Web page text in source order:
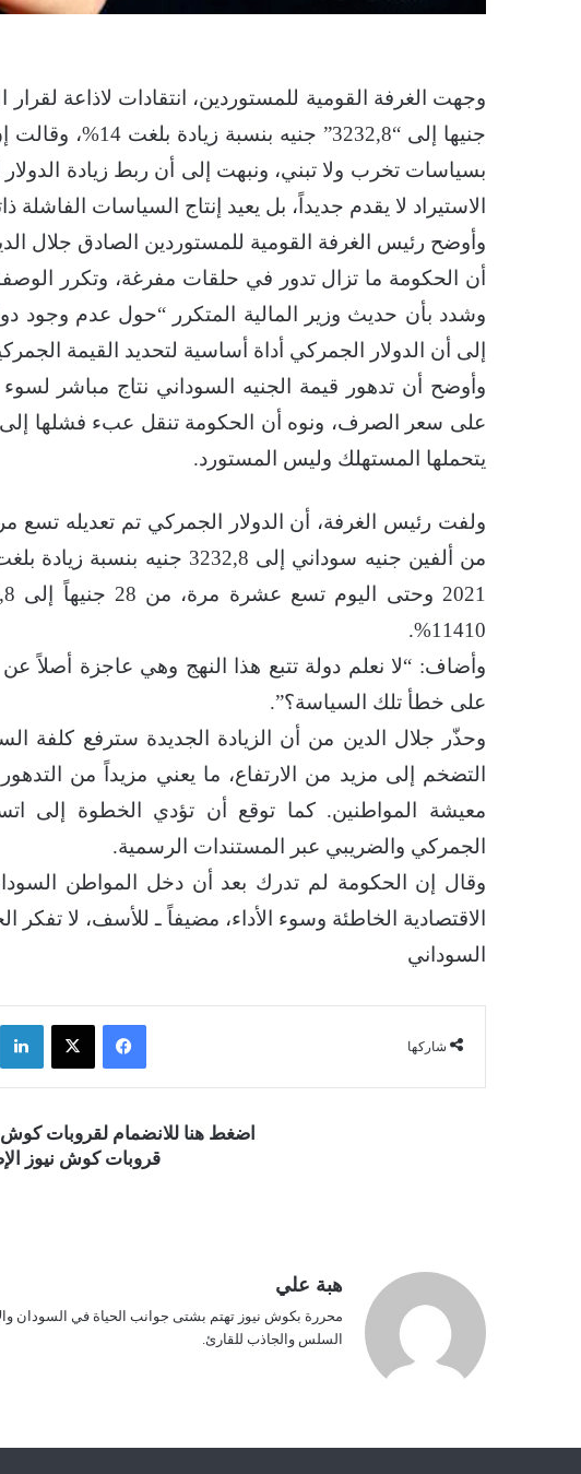
جنيها إلى “3232,8”
بسياسات تخرب ولا تبني، ونبهت إلى أن ربط زيادة
الاستيراد لا يقدم جديداً، بل يعيد إنتاج السياسات الفاشلة ذاتها
وأوضح رئيس الغرفة القومية للمستوردين الصادق جلال
أن الحكومة ما تزال تدور في حلقات مفرغة، وتكرر
إلى أن الدولار الجمركي أداة أساسية لتحديد القيمة
وأوضح أن تدهور قيمة الجنيه السوداني نتاج مباشر
على سعر الصرف، ونوه أن الحكومة تنقل عبء فشلها
يتحملها المستهلك وليس المستورد.
11410%.
وأضاف: “لا نعلم دولة تتبع هذا النهج وهي عاجزة
على خطأ تلك السياسة؟”.
وحذّر جلال الدين من أن الزيادة الجديدة سترفع كلفة
التضخم إلى مزيد من الارتفاع، ما يعني مزيداً من
معيشة المواطنين. كما توقع أن تؤدي الخطوة إلى
الجمركي والضريبي عبر المستندات الرسمية.
وقال إن الحكومة لم تدرك بعد أن دخل المواطن
الاقتصادية الخاطئة وسوء الأداء، مضيفاً ـ للأسف، لا
السوداني
شاركها
فيسبوك ‫X
اضغط هنا للانضمام لقروبات
قروبات كوش نيوز
هبة علي
محررة بكوش نيوز تهتم بشتى جوانب الحياة في السودان
السلس والجاذب للقارئ.